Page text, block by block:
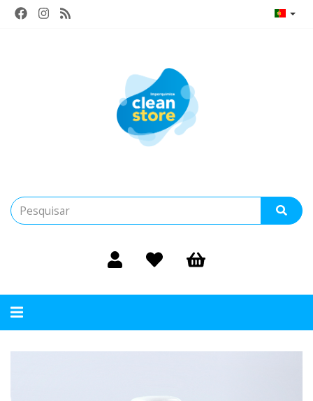
Alternar